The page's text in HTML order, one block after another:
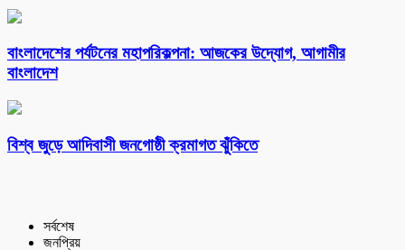
বাংলাদেশের পর্যটনের মহাপরিকল্পনা: আজকের উদ্যোগ, আগামীর
বাংলাদেশ
বিশ্ব জুড়ে আদিবাসী জনগোষ্ঠী ক্রমাগত ঝুঁকিতে
সর্বশেষ
জনপ্রিয়